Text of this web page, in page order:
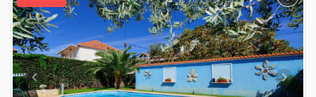
Previous Next